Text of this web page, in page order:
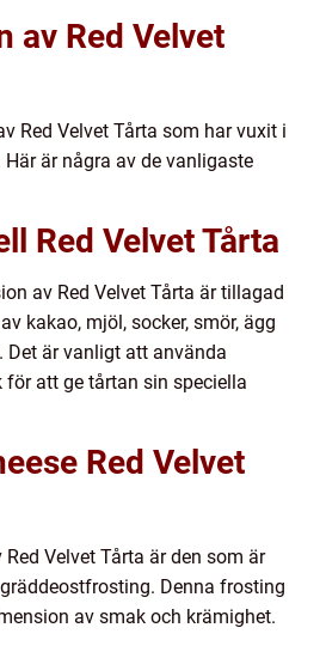
av Red Velvet
Red Velvet Tårta som har vuxit i
är några av de vanligaste
Red Velvet Tårta
av Red Velvet Tårta är tillagad
kakao, mjöl, socker, smör, ägg
Det är vanligt att använda
att ge tårtan sin speciella
Red Velvet
Velvet Tårta är den som är
Denna frosting
av smak och krämighet.